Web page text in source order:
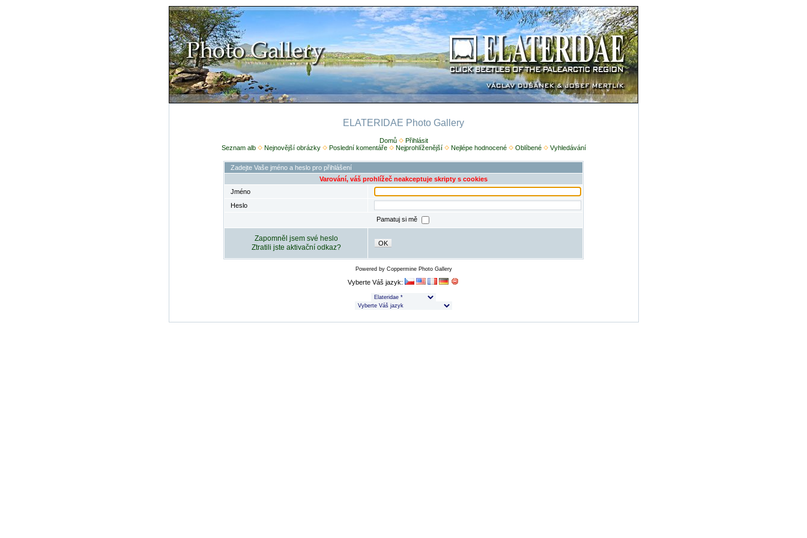
ELATERIDAE Photo Gallery
Domů
Přihlásit
Seznam alb
Nejnovější obrázky Poslední komentáře Nejprohlíženější Nejlépe hodnocené Oblíbené Vyhledávání
Zadejte Vaše jméno a heslo pro přihlášení
Varování, váš prohlížeč neakceptuje skripty s cookies
Jméno
Heslo
Pamatuj si mě
Zapomněl jsem své heslo
Ztratili jste aktivační odkaz?
OK
Powered by Coppermine Photo Gallery
Vyberte Váš jazyk: